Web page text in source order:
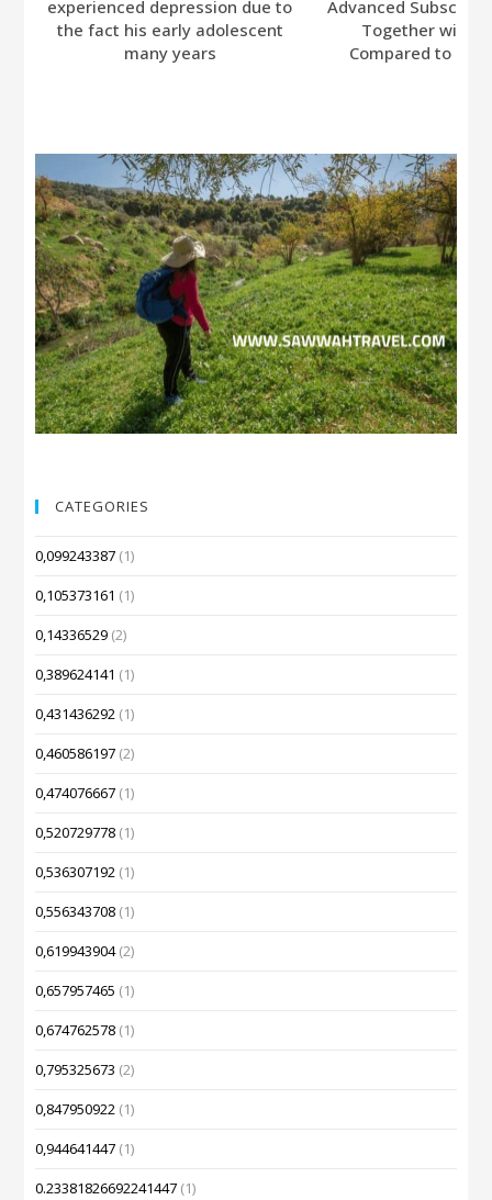
experienced depression due to
the fact his early adolescent
many years
Advanced
Together with
Compared to
CATEGORIES
0,099243387 (1)
0,105373161 (1)
0,14336529 (2)
0,389624141 (1)
0,431436292 (1)
0,460586197 (2)
0,474076667 (1)
0,520729778 (1)
0,536307192 (1)
0,556343708 (1)
0,619943904(2)
0,657957465 (1)
0,674762578 (1)
0,795325673 (2)
0,847950922 (1)
0,944641447 (1)
0.23381826692241447 (1)